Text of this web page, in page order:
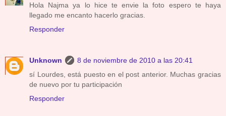
Hola Najma ya lo hice te envie la foto espero te haya
llegado me encanto hacerlo gracias.
Responder
Unknown
8 de noviembre de 2010 a las 20:41
sí Lourdes, está puesto en el post anterior. Muchas gracias
de nuevo por tu participación
Responder